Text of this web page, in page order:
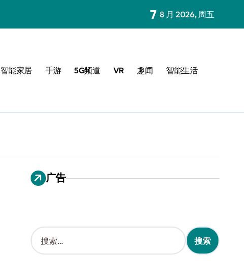
7 8 月 2026, 周五
智能家居 手游 5G频道 VR 趣闻 智能生活
广告
搜
索
：